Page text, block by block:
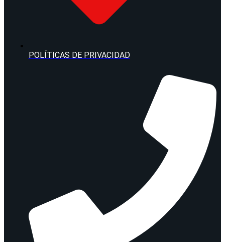
POLÍTICAS DE PRIVACIDAD